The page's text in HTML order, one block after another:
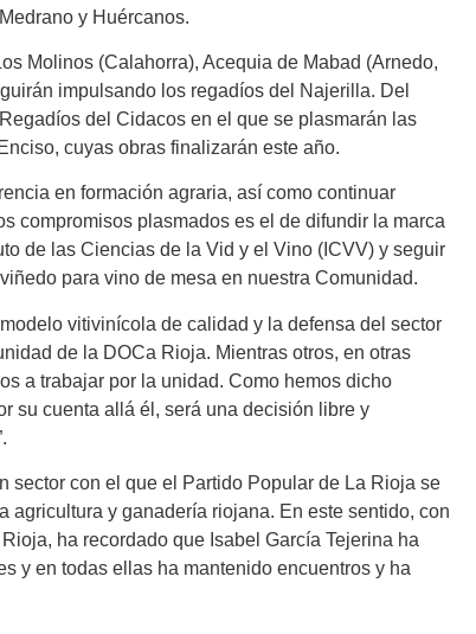
y Huércanos.
Molinos (Calahorra), Acequia de Mabad (Arnedo,
impulsando los regadíos del Najerilla. Del
del Cidacos en el que se plasmarán las
cuyas obras finalizarán este año.
en formación agraria, así como continuar
compromisos plasmados es el de difundir la marca
de las Ciencias de la Vid y el Vino (ICVV) y seguir
para vino de mesa en nuestra Comunidad.
vitivinícola de calidad y la defensa del sector
de la DOCa Rioja. Mientras otros, en otras
a trabajar por la unidad. Como hemos dicho
su cuenta allá él, será una decisión libre y
sector con el que el Partido Popular de La Rioja se
agricultura y ganadería riojana. En este sentido, con
ha recordado que Isabel García Tejerina ha
y en todas ellas ha mantenido encuentros y ha